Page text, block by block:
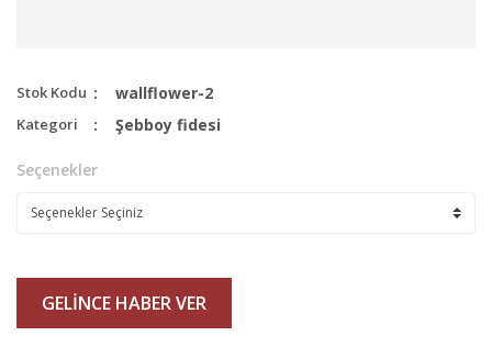
Stok Kodu wallflower-2
Kategori Şebboy fidesi
Seçenekler
GELİNCE HABER VER